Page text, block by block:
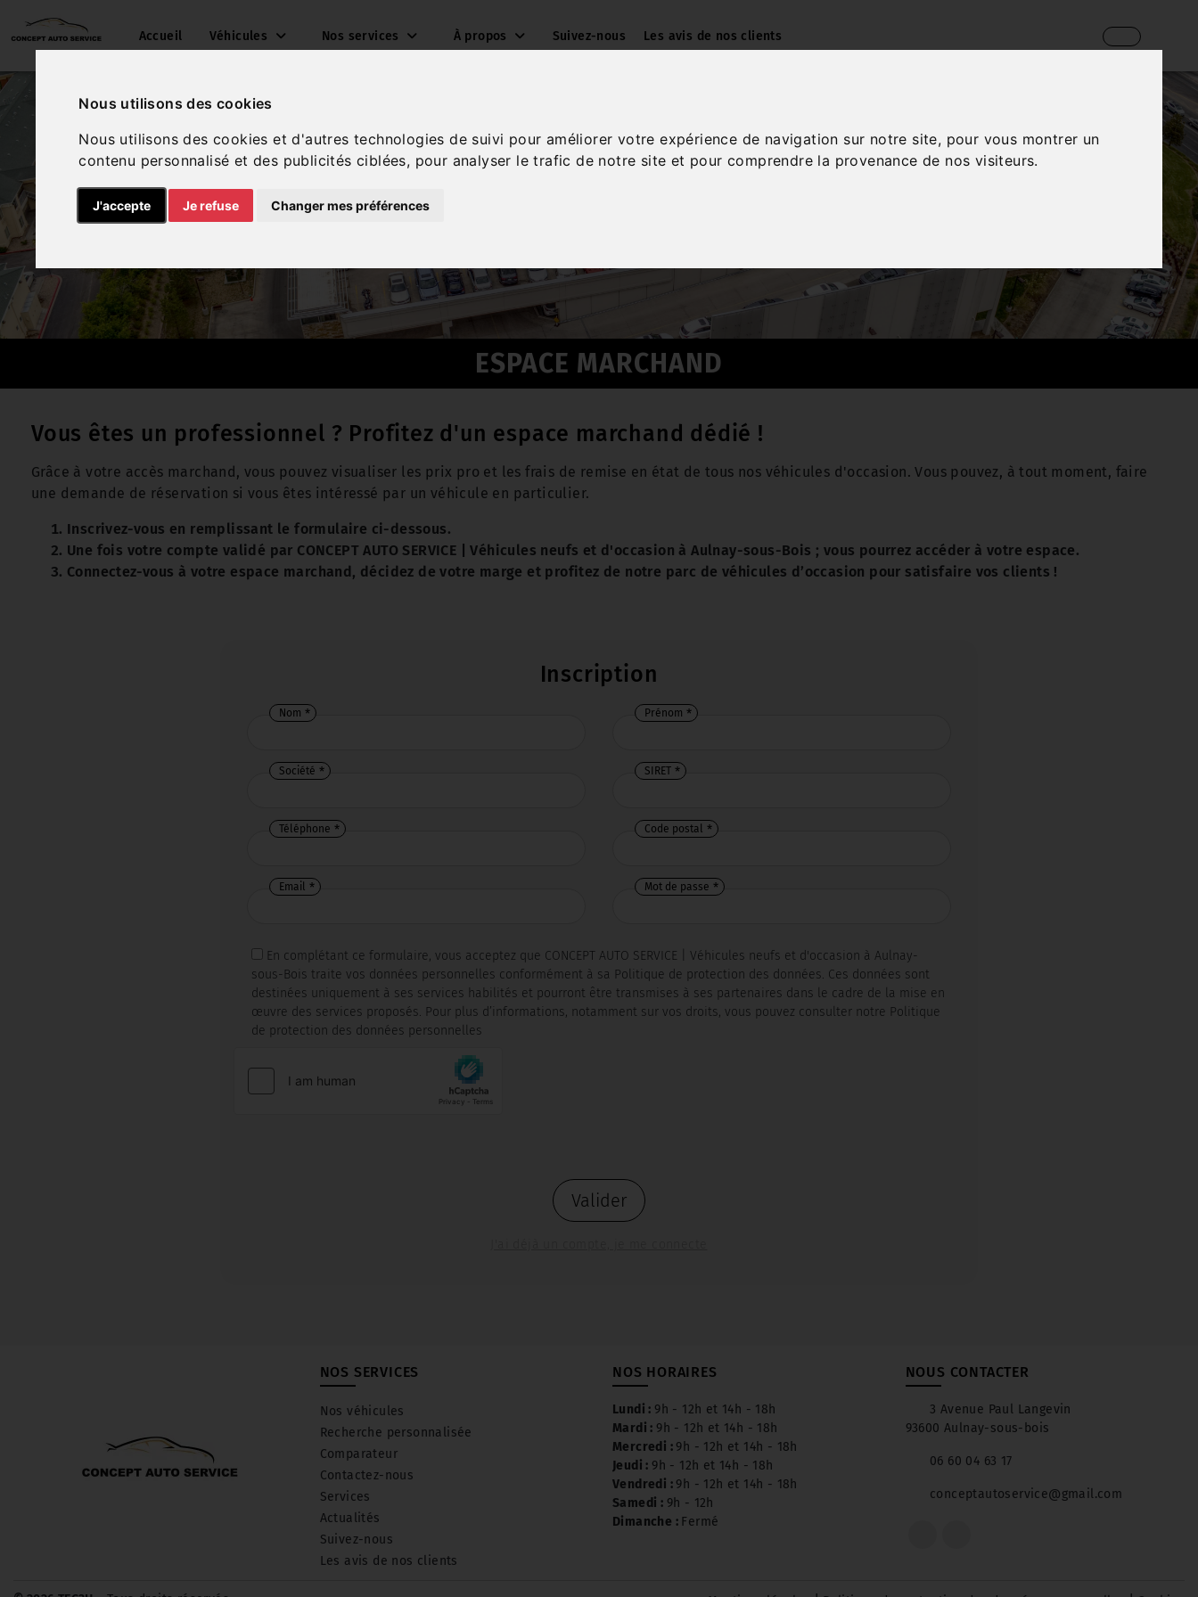
Nous utilisons des cookies
Nous utilisons des cookies et d'autres technologies de suivi pour améliorer votre expérience de navigation sur notre site, pour vous montrer un
contenu personnalisé et des publicités ciblées, pour analyser le trafic de notre site et pour comprendre la provenance de nos visiteurs.
J'accepte Je refuse Changer mes préférences
Accueil Véhicules Nos services À propos Suivez-nous Les avis de nos clients
ESPACE MARCHAND
Vous êtes un professionnel ? Profitez d'un espace marchand dédié !
Grâce à votre accès marchand, vous pouvez visualiser les prix pro et les frais de remise en état de tous nos véhicules d'occasion. Vous pouvez, à tout moment, faire
une demande de réservation si vous êtes intéressé par un véhicule en particulier.
Inscrivez-vous en remplissant le formulaire ci-dessous.
Une fois votre compte validé par CONCEPT AUTO SERVICE | Véhicules neufs et d'occasion à Aulnay-sous-Bois ; vous pourrez accéder à votre espace.
Connectez-vous à votre espace marchand, décidez de votre marge et profitez de notre parc de véhicules d’occasion pour satisfaire vos clients !
Inscription
Nom Prénom
Société SIRET
Téléphone Code postal
Email Mot de passe
En complétant ce formulaire, vous acceptez que CONCEPT AUTO SERVICE | Véhicules neufs et d'occasion à Aulnay-
sous-Bois traite vos données personnelles conformément à sa Politique de protection des données. Ces données sont
destinées uniquement à ses services habilités et pourront être transmises à ses partenaires dans le cadre de la mise en
œuvre des services proposés. Pour plus d’informations, notamment sur vos droits, vous pouvez consulter notre Politique
de protection des données personnelles
Valider
NOS SERVICES
Nos véhicules
Recherche personnalisée
Comparateur
Contactez-nous
Services
Actualités
Suivez-nous
Les avis de nos clients
NOS HORAIRES
Lundi : 9h - 12h et 14h - 18h
Mardi : 9h - 12h et 14h - 18h
Mercredi : 9h - 12h et 14h - 18h
Jeudi : 9h - 12h et 14h - 18h
Vendredi : 9h - 12h et 14h - 18h
Samedi : 9h - 12h
Dimanche : Fermé
NOUS CONTACTER
3 Avenue Paul Langevin
93600 Aulnay-sous-bois
06 60 04 63 17
conceptautoservice@gmail.com